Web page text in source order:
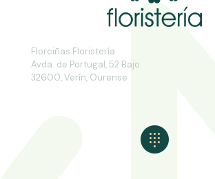
Florciñas Floristería
Avda. de Portugal, 52 Bajo
32600, Verín, Ourense